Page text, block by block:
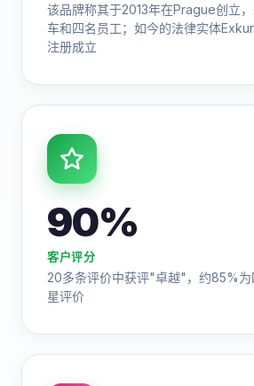
该品牌称其于2013年在Prague创立
车和四名员工；如今的法律实体
注册成立
90%
客户评分
20多条评价中获评"卓越"，约85%为
星评价